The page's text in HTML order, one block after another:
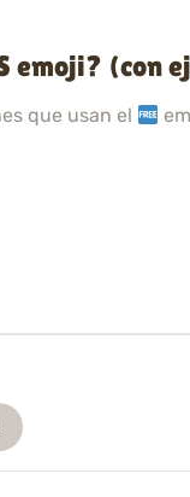
emoji? (con
que usan el